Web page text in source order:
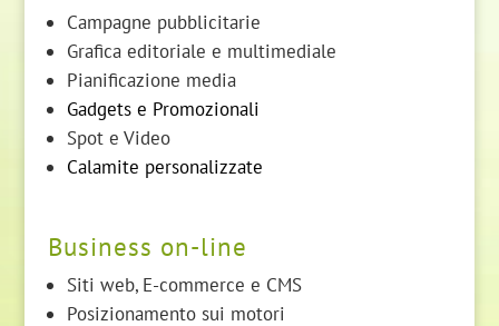
Campagne pubblicitarie
Grafica editoriale e multimediale
Pianificazione media
Gadgets e Promozionali
Spot e Video
Calamite personalizzate
Business on-line
Siti web, E-commerce e CMS
Posizionamento sui motori